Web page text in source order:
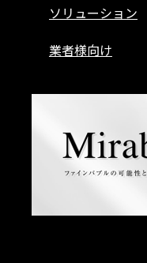
ソリューション
業者様向け